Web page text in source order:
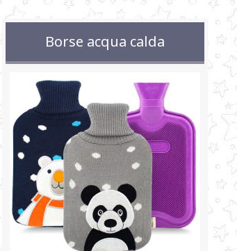
Borse acqua calda